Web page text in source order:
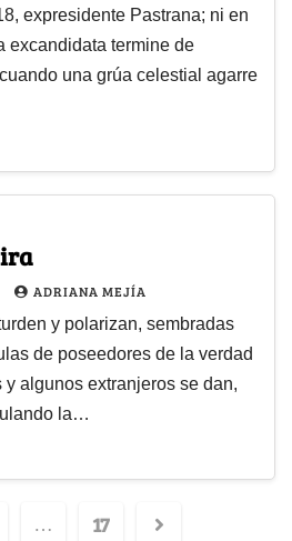
expresidente Pastrana; ni en
excandidata termine de
una grúa celestial agarre
ADRIANA MEJÍA
y polarizan, sembradas
de poseedores de la verdad
algunos extranjeros se dan,
la…
… 17